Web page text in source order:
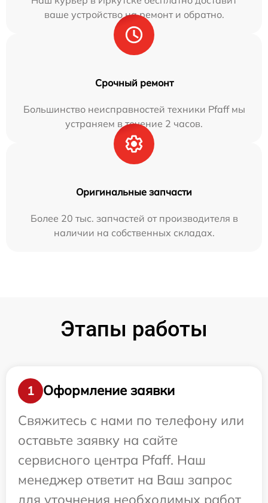
ваше устройство на ремонт и обратно.
Срочный ремонт
Большинство неисправностей техники Pfaff мы
устраняем в течение 2 часов.
Оригинальные запчасти
Более 20 тыс. запчастей от производителя в
наличии на собственных складах.
Этапы работы
1
Оформление заявки
Свяжитесь с нами по телефону или
оставьте заявку на сайте
сервисного центра Pfaff. Наш
менеджер ответит на Ваш запрос
для уточнения необходимых работ